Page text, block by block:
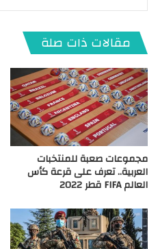
مقالات ذات صلة
مجموعات صعبة للمنتخبات
العربية.. تعرف على قرعة كأس
العالم FIFA قطر 2022